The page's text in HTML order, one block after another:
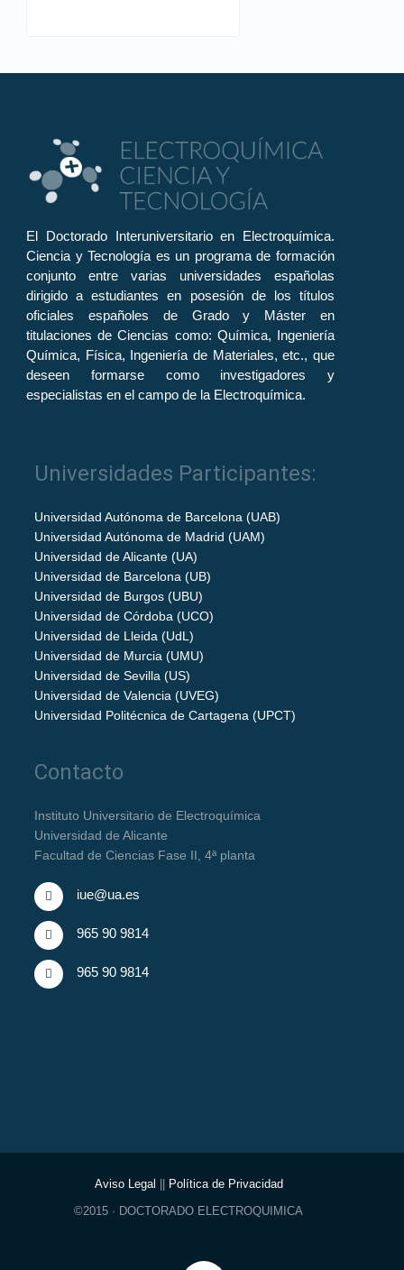
El Doctorado Interuniversitario en Electroquímica.
Ciencia y Tecnología es un programa de formación
conjunto entre varias universidades españolas
dirigido a estudiantes en posesión de los títulos
oficiales españoles de Grado y Máster en
titulaciones de Ciencias como: Química, Ingeniería
Química, Física, Ingeniería de Materiales, etc., que
deseen formarse como investigadores y
especialistas en el campo de la Electroquímica.
Universidades Participantes:
Universidad Autónoma de Barcelona (UAB)
Universidad Autónoma de Madrid (UAM)
Universidad de Alicante (UA)
Universidad de Barcelona (UB)
Universidad de Burgos (UBU)
Universidad de Córdoba (UCO)
Universidad de Lleida (UdL)
Universidad de Murcia (UMU)
Universidad de Sevilla (US)
Universidad de Valencia (UVEG)
Universidad Politécnica de Cartagena (UPCT)
Contacto
Instituto Universitario de Electroquímica
Universidad de Alicante
Facultad de Ciencias Fase II, 4ª planta
iue@ua.es
965 90 9814
965 90 9814
Aviso Legal
Política de Privacidad
©2015 · DOCTORADO ELECTROQUIMICA